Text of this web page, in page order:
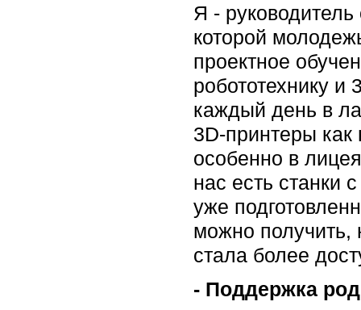
Я -
которой
проектное
робототехнику и
каждый день в
3D-принтеры
особенно в
нас есть станки
уже
можно получить,
стала более
- Поддержка